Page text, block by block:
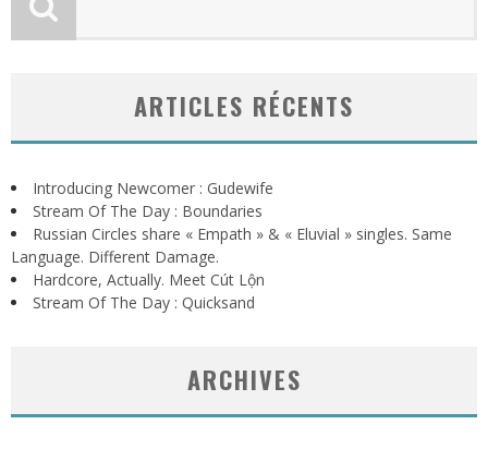
ARTICLES RÉCENTS
Introducing Newcomer : Gudewife
Stream Of The Day : Boundaries
Russian Circles share « Empath » & « Eluvial » singles. Same
Language. Different Damage.
Hardcore, Actually. Meet Cút Lộn
Stream Of The Day : Quicksand
ARCHIVES